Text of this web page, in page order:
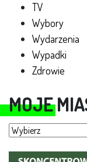
TV
Wybory
Wydarzenia
Wypadki
Zdrowie
MOJE
Moje miasto